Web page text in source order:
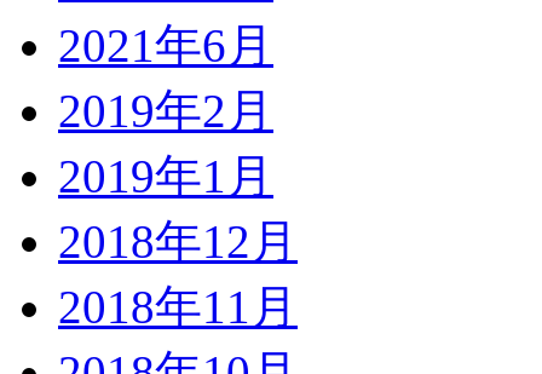
2021年6月
2019年2月
2019年1月
2018年12月
2018年11月